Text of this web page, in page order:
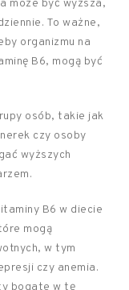
może być wyższa,
To ważne,
organizmu na
B6, mogą być
osób, takie jak
czy osoby
wyższych
B6 w diecie
mogą
w tym
czy anemia.
bogate w tę